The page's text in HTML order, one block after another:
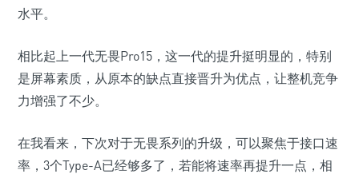
水平。
相比起上一代无畏Pro15，这一代的提升挺明显的，特别
是屏幕素质，从原本的缺点直接晋升为优点，让整机竞争
力增强了不少。
在我看来，下次对于无畏系列的升级，可以聚焦于接口速
率，3个Type-A已经够多了，若能将速率再提升一点，相